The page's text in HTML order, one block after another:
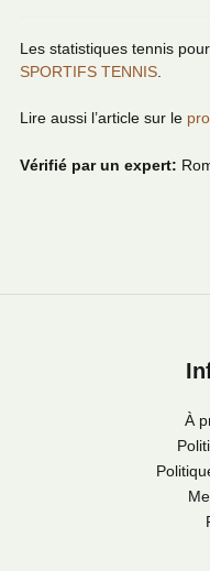
Les statistiques tennis
SPORTIFS TENNIS
Lire aussi l’article sur le
Vérifié par un expert:
À